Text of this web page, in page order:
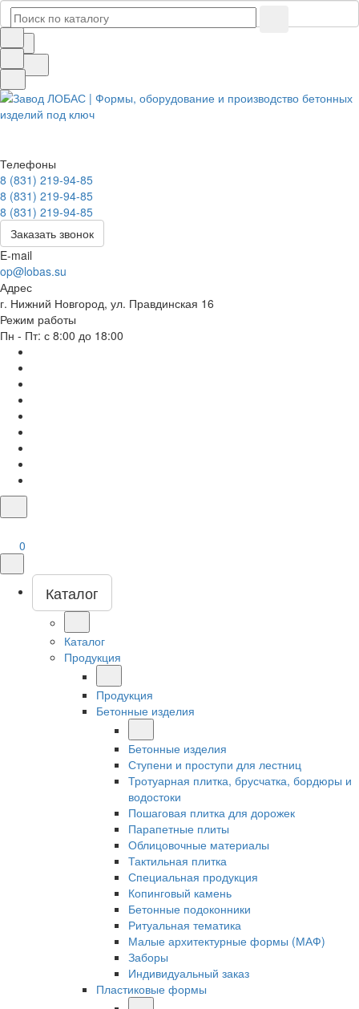
Телефоны
8 (831) 219-94-85
8 (831) 219-94-85
8 (831) 219-94-85
Заказать звонок
E-mail
op@lobas.su
Адрес
г. Нижний Новгород, ул. Правдинская 16
Режим работы
Пн - Пт: с 8:00 до 18:00
0
Каталог
Каталог
Продукция
Продукция
Бетонные изделия
Бетонные изделия
Ступени и проступи для лестниц
Тротуарная плитка, брусчатка, бордюры и
водостоки
Пошаговая плитка для дорожек
Парапетные плиты
Облицовочные материалы
Тактильная плитка
Специальная продукция
Копинговый камень
Бетонные подоконники
Ритуальная тематика
Малые архитектурные формы (МАФ)
Заборы
Индивидуальный заказ
Пластиковые формы